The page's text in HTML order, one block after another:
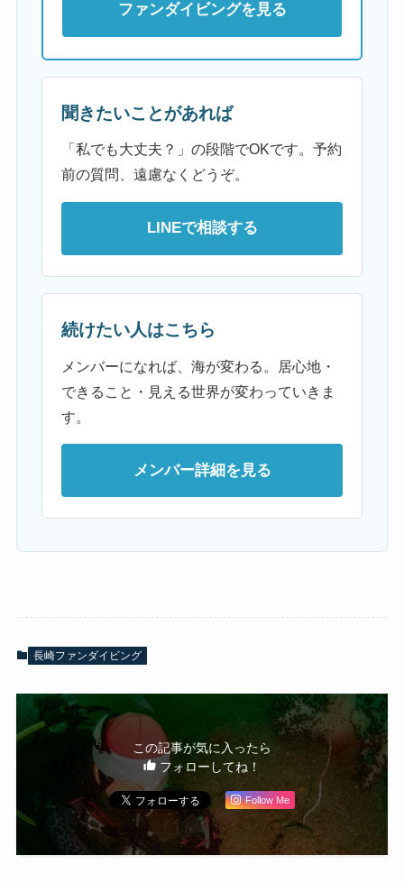
ファンダイビングを見る
聞きたいことがあれば
「私でも大丈夫？」の段階でOKです。予約
前の質問、遠慮なくどうぞ。
LINEで相談する
続けたい人はこちら
メンバーになれば、海が変わる。居心地・
できること・見える世界が変わっていきま
す。
メンバー詳細を見る
長崎ファンダイビング
この記事が気に入ったら
フォローしてね！
Follow Me